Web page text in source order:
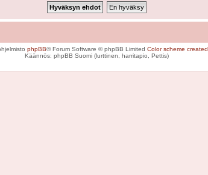
phpBB® Forum Software © phpBB Limited Color scheme
Käännös: phpBB Suomi (lurttinen, harritapio, Pettis)